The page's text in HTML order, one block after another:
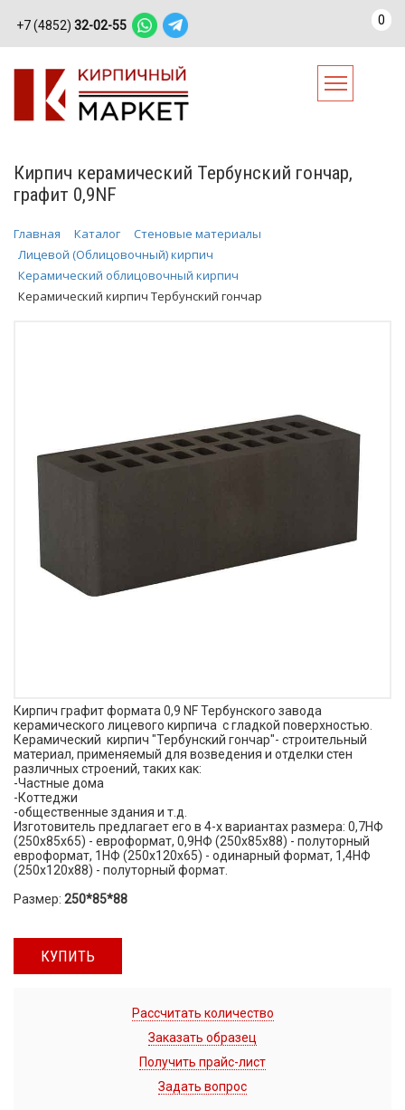
+7 (4852) 32-02-55 0
Кирпич керамический Тербунский гончар,
графит 0,9NF
Главная Каталог
Стеновые материалы
Лицевой (Облицовочный) кирпич
Керамический облицовочный кирпич
Керамический кирпич Тербунский гончар
Кирпич графит формата 0,9 NF Тербунского завода
керамического лицевого кирпича с гладкой поверхностью.
Керамический кирпич "Тербунский гончар"- строительный
материал, применяемый для возведения и отделки стен
различных строений, таких как:
-Частные дома
-Коттеджи
-общественные здания и т.д.
Изготовитель предлагает его в 4-х вариантах размера: 0,7НФ
(250х85х65) - евроформат, 0,9НФ (250х85х88) - полуторный
евроформат, 1НФ (250х120х65) - одинарный формат, 1,4НФ
(250х120х88) - полуторный формат.
Размер: 250*85*88
КУПИТЬ
Рассчитать количество
Заказать образец
Получить прайс-лист
Задать вопрос